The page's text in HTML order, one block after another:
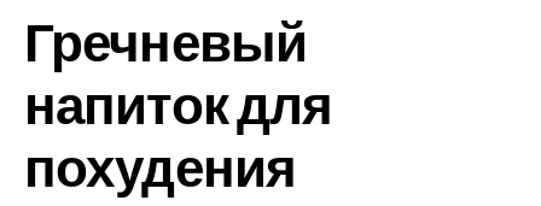
Гречневый
напиток для
похудения